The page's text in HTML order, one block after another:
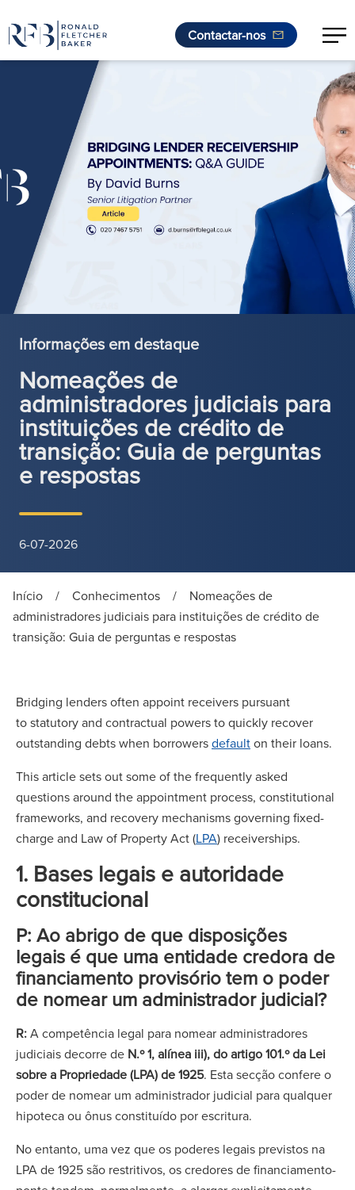
Saltar para o conteúdo
Contactar-nos
Informações em destaque
Nomeações de
administradores judiciais para
instituições de crédito de
transição: Guia de perguntas
e respostas
6-07-2026
Início / Conhecimentos /
Nomeações de
administradores judiciais para instituições de crédito de
transição: Guia de perguntas e respostas
Bridging lenders often appoint receivers pursuant
to statutory and contractual powers to quickly recover
outstanding debts when borrowersdefaulton their loans.
This article sets out some of the frequently asked
questions around the appointment process, constitutional
frameworks, and recovery mechanisms governing fixed-
charge and Law of Property Act (LPA) receiverships.
1. Bases legais e autoridade
constitucional
P: Ao abrigo de que disposições
legais é que uma entidade credora de
financiamento provisório tem o poder
de nomear um administrador judicial?
R:A competência legal para nomear administradores
judiciais decorre de N.º 1, alínea iii), do artigo 101.º da Lei
sobre a Propriedade (LPA) de 1925. Esta secção confere o
poder de nomear um administrador judicial para qualquer
hipoteca ou ônus constituído por escritura.
No entanto, uma vez que os poderes legais previstos na
LPA de 1925 são restritivos, os credores de financiamento-